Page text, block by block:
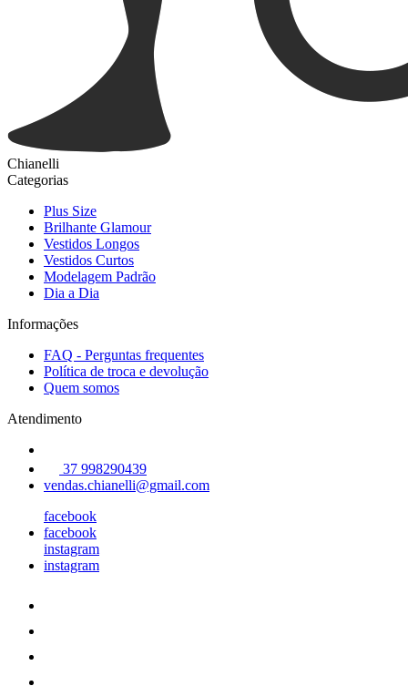
Chianelli
Categorias
Plus Size
Brilhante Glamour
Vestidos Longos
Vestidos Curtos
Modelagem Padrão
Dia a Dia
Informações
FAQ - Perguntas frequentes
Política de troca e devolução
Quem somos
Atendimento
37 998290439
vendas.chianelli@gmail.com
facebook
facebook
instagram
instagram